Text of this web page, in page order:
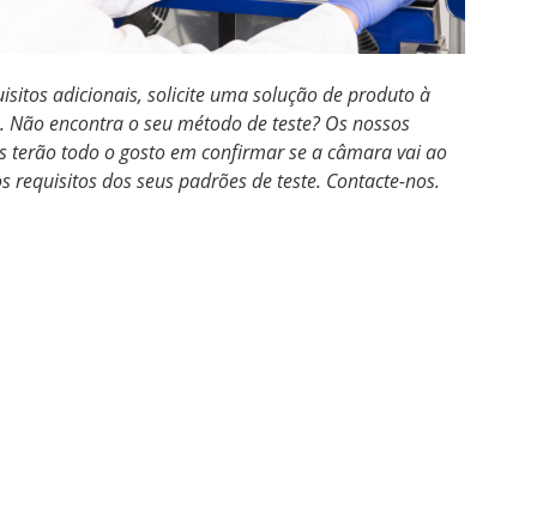
adicionais, solicite uma solução de produto à
Não encontra o seu método de teste? Os nossos
terão todo o gosto em confirmar se a câmara vai ao
requisitos dos seus padrões de teste. Contacte-nos.